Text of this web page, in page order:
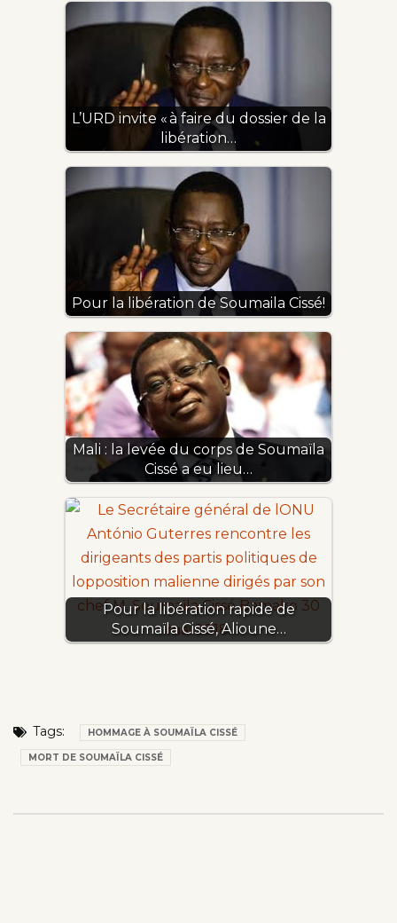
L’URD invite « à faire du dossier de la
libération…
Pour la libération de Soumaila Cissé!
Mali : la levée du corps de Soumaïla
Cissé a eu lieu…
Pour la libération rapide de
Soumaïla Cissé, Alioune…
Tags: HOMMAGE À SOUMAÏLA CISSÉ
MORT DE SOUMAÏLA CISSÉ